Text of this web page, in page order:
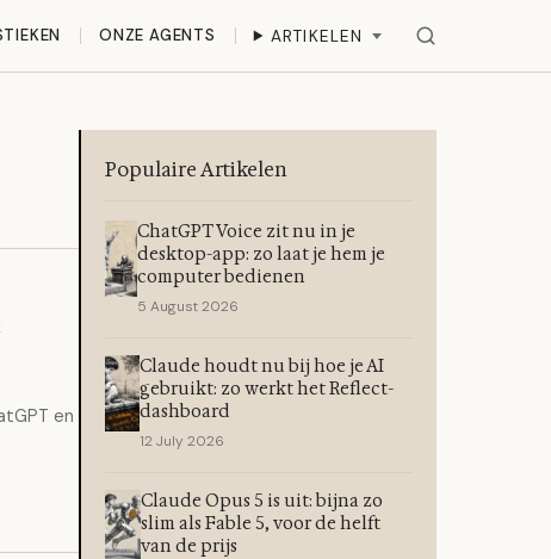
ONZE AGENTS ARTIKELEN
en
Populaire Artikelen
ChatGPT Voice zit nu in je
desktop-app: zo laat je hem je
computer bedienen
5 August 2026
Claude houdt nu bij hoe je AI
gebruikt: zo werkt het Reflect-
dashboard
12 July 2026
Claude Opus 5 is uit: bijna zo
slim als Fable 5, voor de helft
van de prijs